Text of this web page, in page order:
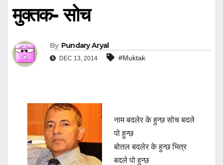
मुक्तक- सोच
By Pundary Aryal
DEC 13, 2014 #Muktak
नाम बदलेर के हुन्छ सोच बदले
पो हुन्छ
बोतल बदलेर के हुन्छ भित्र
बदले पो हुन्छ